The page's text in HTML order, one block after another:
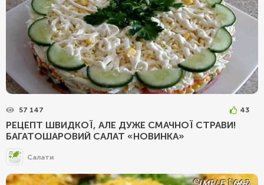
57 147 43
РЕЦЕПТ ШВИДКОЇ, АЛЕ ДУЖЕ СМАЧНОЇ СТРАВИ!
БАГАТОШАРОВИЙ САЛАТ «НОВИНКА»
Салати